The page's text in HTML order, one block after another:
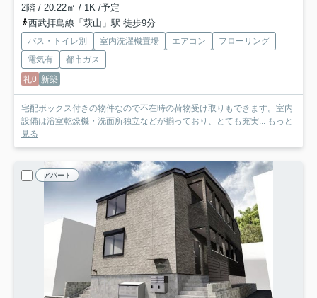
2階 / 20.22㎡ / 1K /予定
西武拝島線「萩山」駅 徒歩9分
バス・トイレ別 室内洗濯機置場 エアコン
フローリング
電気有
都市ガス
礼0 新築
宅配ボックス付きの物件なので不在時の荷物受け取りもできます。室内
設備は浴室乾燥機・洗面所独立などが揃っており、とても充実...
もっと
見る
アパート